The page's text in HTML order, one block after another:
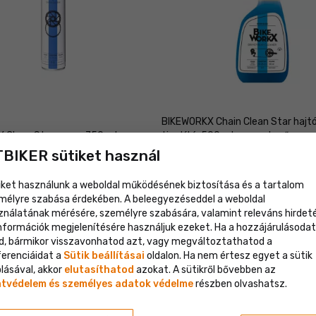
Clean Star spray, 750 ml
BIKEWORKX Chain Clean Star
tisztító, 500 ml, permetező
sütiket használ
használunk a weboldal működésének biztosítása és a tartalom
szabása érdekében. A beleegyezéseddel a weboldal
mérésére, személyre szabására, valamint releváns
megjelenítésére használjuk ezeket. Ha a hozzájárulásodat
bármikor visszavonhatod azt, vagy megváltoztathatod a
a Sütik beállításai oldalon. Ha nem értesz egyet a sütik
akkor elutasíthatod azokat. A sütikről bővebben az
és személyes adatok védelmerészben olvashatsz.